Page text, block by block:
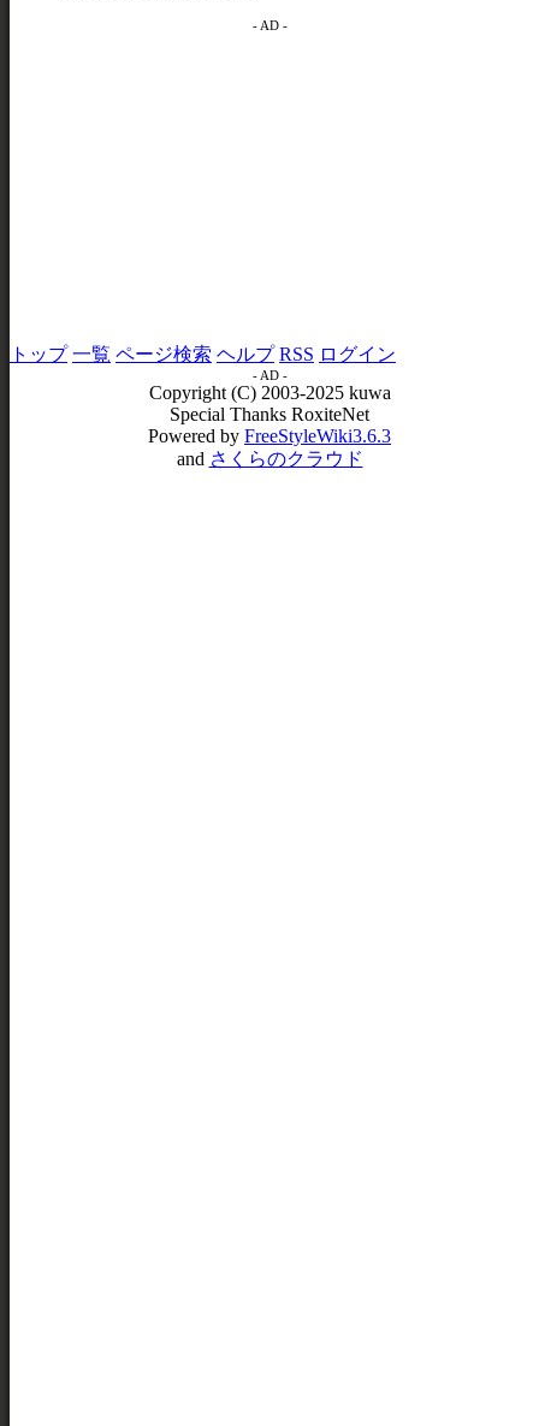
- AD -
トップ 一覧 ページ検索 ヘルプ RSS ログイン
- AD -
Copyright (C) 2003-2025 kuwa
Special Thanks RoxiteNet
Powered by FreeStyleWiki3.6.3
and さくらのクラウド